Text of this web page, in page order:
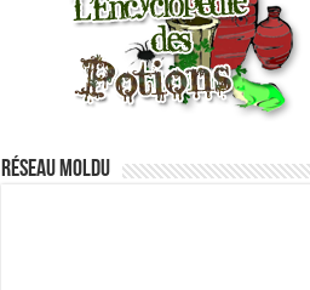
Réseau moldu